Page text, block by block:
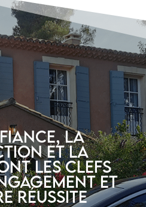
la
et la
les clefs
et
réussite